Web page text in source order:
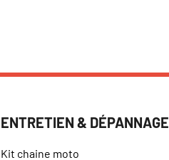
ENTRETIEN & DÉPANNAGE
Kit chaine moto